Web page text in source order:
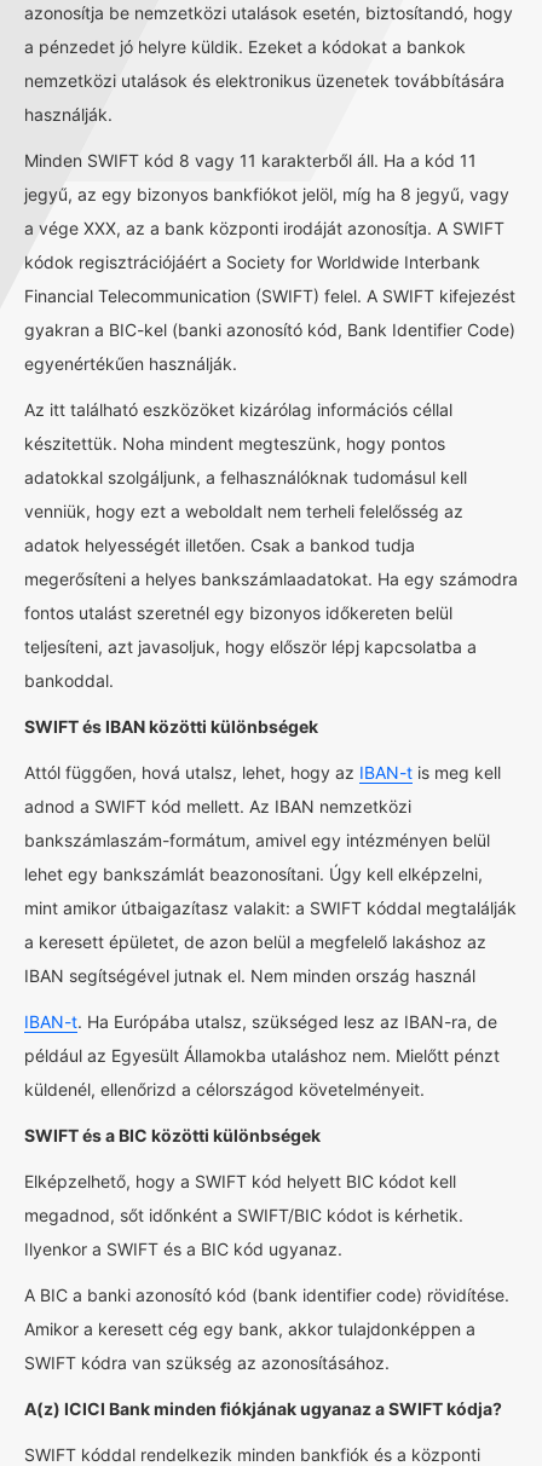
azonosítja be nemzetközi utalások esetén, biztosítandó, hogy
a pénzedet jó helyre küldik. Ezeket a kódokat a bankok
nemzetközi utalások és elektronikus üzenetek továbbítására
használják.
Minden SWIFT kód 8 vagy 11 karakterből áll. Ha a kód 11
jegyű, az egy bizonyos bankfiókot jelöl, míg ha 8 jegyű, vagy
a vége XXX, az a bank központi irodáját azonosítja. A SWIFT
kódok regisztrációjáért a Society for Worldwide Interbank
Financial Telecommunication (SWIFT) felel. A SWIFT kifejezést
gyakran a BIC-kel (banki azonosító kód, Bank Identifier Code)
egyenértékűen használják.
Az itt található eszközöket kizárólag információs céllal
készitettük. Noha mindent megteszünk, hogy pontos
adatokkal szolgáljunk, a felhasználóknak tudomásul kell
venniük, hogy ezt a weboldalt nem terheli felelősség az
adatok helyességét illetően. Csak a bankod tudja
megerősíteni a helyes bankszámlaadatokat. Ha egy számodra
fontos utalást szeretnél egy bizonyos időkereten belül
teljesíteni, azt javasoljuk, hogy először lépj kapcsolatba a
bankoddal.
SWIFT és IBAN közötti különbségek
Attól függően, hová utalsz, lehet, hogy az IBAN-t is meg kell
adnod a SWIFT kód mellett. Az IBAN nemzetközi
bankszámlaszám-formátum, amivel egy intézményen belül
lehet egy bankszámlát beazonosítani. Úgy kell elképzelni,
mint amikor útbaigazítasz valakit: a SWIFT kóddal megtalálják
a keresett épületet, de azon belül a megfelelő lakáshoz az
IBAN segítségével jutnak el. Nem minden ország használ
IBAN-t. Ha Európába utalsz, szükséged lesz az IBAN-ra, de
például az Egyesült Államokba utaláshoz nem. Mielőtt pénzt
küldenél, ellenőrizd a célországod követelményeit.
SWIFT és a BIC közötti különbségek
Elképzelhető, hogy a SWIFT kód helyett BIC kódot kell
megadnod, sőt időnként a SWIFT/BIC kódot is kérhetik.
Ilyenkor a SWIFT és a BIC kód ugyanaz.
A BIC a banki azonosító kód (bank identifier code) rövidítése.
Amikor a keresett cég egy bank, akkor tulajdonképpen a
SWIFT kódra van szükség az azonosításához.
A(z) ICICI Bank minden fiókjának ugyanaz a SWIFT kódja?
SWIFT kóddal rendelkezik minden bankfiók és a központi